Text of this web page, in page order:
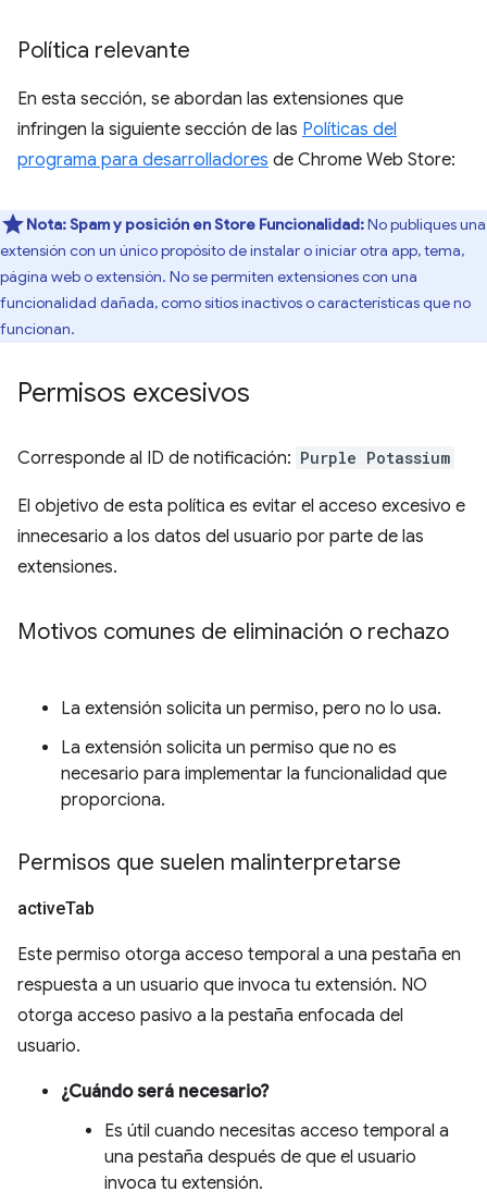
Política relevante
En esta sección, se abordan las extensiones que
infringen la siguiente sección de las Políticas del
programa para desarrolladores de Chrome Web Store:
Nota:Spam y posición en Store Funcionalidad:No publiques una
extensión con un único propósito de instalar o iniciar otra app, tema,
página web o extensión. No se permiten extensiones con una
funcionalidad dañada, como sitios inactivos o características que no
funcionan.
Permisos excesivos
Corresponde al ID de notificación: Purple Potassium
El objetivo de esta política es evitar el acceso excesivo e
innecesario a los datos del usuario por parte de las
extensiones.
Motivos comunes de eliminación o rechazo
La extensión solicita un permiso, pero no lo usa.
La extensión solicita un permiso que no es
necesario para implementar la funcionalidad que
proporciona.
Permisos que suelen malinterpretarse
activeTab
Este permiso otorga acceso temporal a una pestaña en
respuesta a un usuario que invoca tu extensión. NO
otorga acceso pasivo a la pestaña enfocada del
usuario.
¿Cuándo será necesario?
Es útil cuando necesitas acceso temporal a
una pestaña después de que el usuario
invoca tu extensión.